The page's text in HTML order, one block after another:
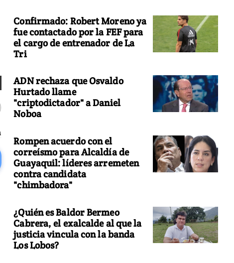
Una jornada de fe en la nueva casa del Cristo del Consuelo
Confirmado: Robert Moreno ya
fue contactado por la FEF para
el cargo de entrenador de La
Tri
ADN rechaza que Osvaldo
Hurtado llame
"criptodictador" a Daniel
Noboa
Rompen acuerdo con el
correísmo para Alcaldía de
Guayaquil: líderes arremeten
contra candidata
"chimbadora"
¿Quién es Baldor Bermeo
Cabrera, el exalcalde al que la
justicia vincula con la banda
Los Lobos?